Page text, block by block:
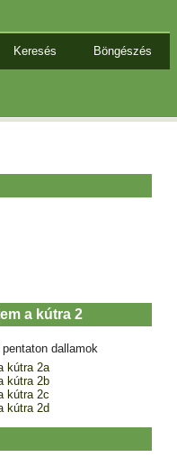
Keresés Böngészés
a kútra 2
dallamok
kútra 2a
kútra 2b
kútra 2c
kútra 2d